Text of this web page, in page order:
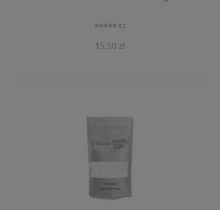
5.0
15,50 zł